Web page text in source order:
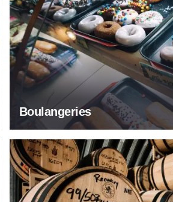
Boulangeries
Distilleries